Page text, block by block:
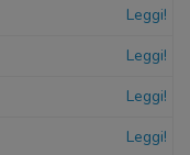
Leggi!
Leggi!
Leggi!
Leggi!